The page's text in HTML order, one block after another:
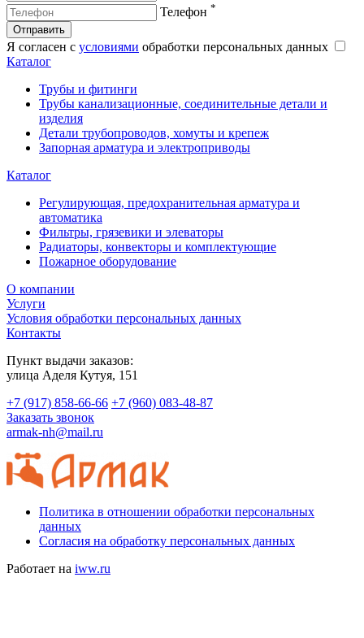
Телефон *
Отправить
Я согласен с условиями обработки персональных данных
Каталог
Трубы и фитинги
Трубы канализационные, соединительные детали и
изделия
Детали трубопроводов, хомуты и крепеж
Запорная арматура и электроприводы
Каталог
Регулирующая, предохранительная арматура и
автоматика
Фильтры, грязевики и элеваторы
Радиаторы, конвекторы и комплектующие
Пожарное оборудование
О компании
Услуги
Условия обработки персональных данных
Контакты
Пункт выдачи заказов:
​улица Аделя Кутуя, 151
+7 (917) 858-66-66 +7 (960) 083-48-87
Заказать звонок
armak-nh@mail.ru
Политика в отношении обработки персональных
данных
Согласия на обработку персональных данных
Работает на iww.ru